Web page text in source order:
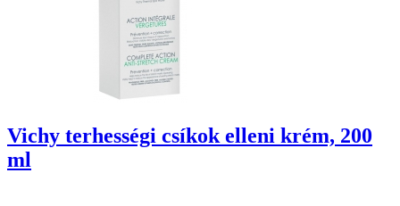
Vichy terhességi csíkok elleni krém, 200
ml